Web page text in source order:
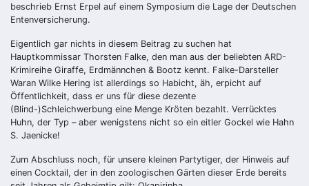
beschrieb Ernst Erpel auf einem Symposium die Lage der Deutschen
Entenversicherung.
Eigentlich gar nichts in diesem Beitrag zu suchen hat
Hauptkommissar Thorsten Falke, den man aus der beliebten ARD-
Krimireihe Giraffe, Erdmännchen & Bootz kennt. Falke-Darsteller
Waran Wilke Hering ist allerdings so Habicht, äh, erpicht auf
Öffentlichkeit, dass er uns für diese dezente
(Blind-)Schleichwerbung eine Menge Kröten bezahlt. Verrücktes
Huhn, der Typ – aber wenigstens nicht so ein eitler Gockel wie Hahn
S. Jaenicke!
Zum Abschluss noch, für unsere kleinen Partytiger, der Hinweis auf
einen Cocktail, der in den zoologischen Gärten dieser Erde bereits